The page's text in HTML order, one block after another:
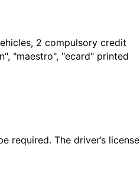
2 compulsory credit
"maestro", "ecard" printed
required. The driver’s license